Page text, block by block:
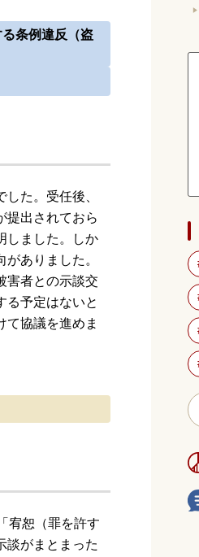
条例違反（盗
た。受任後、
提出されておら
しました。しか
ありました。
害者との示談交
る予定はないと
て協議を進めま
宥恕（罪を許す
談がまとまった